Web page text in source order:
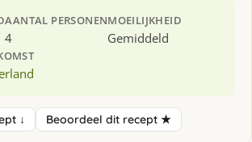
AANTAL PERSONEN
4
MOEILIJKHEID
Gemiddeld
↓ Beoordeel dit recept ★